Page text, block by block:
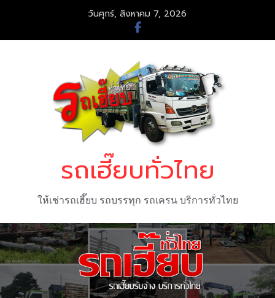
content
วันศุกร์, สิงหาคม 7, 2026
รถเฮี๊ยบทั่วไทย
ให้เช่ารถเฮี๊ยบ รถบรรทุก รถเครน บริการทั่วไทย